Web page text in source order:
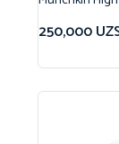
250,000